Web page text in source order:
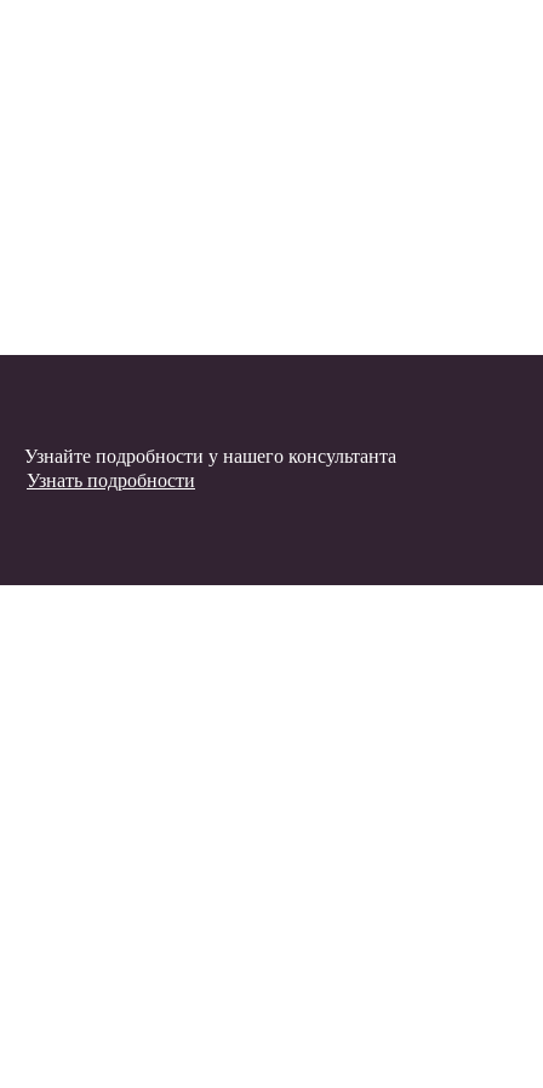
Узнайте подробности у нашего консультанта
Узнать подробности